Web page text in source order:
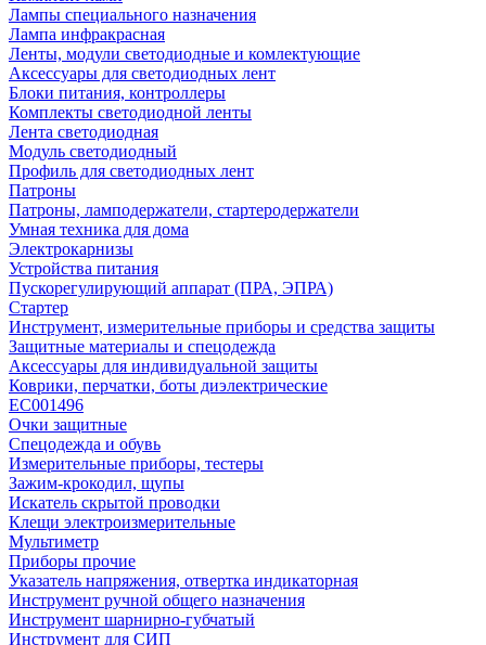
Лампы специального назначения
Лампа инфракрасная
Ленты, модули светодиодные и комлектующие
Аксессуары для светодиодных лент
Блоки питания, контроллеры
Комплекты светодиодной ленты
Лента светодиодная
Модуль светодиодный
Профиль для светодиодных лент
Патроны
Патроны, ламподержатели, стартеродержатели
Умная техника для дома
Электрокарнизы
Устройства питания
Пускорегулирующий аппарат (ПРА, ЭПРА)
Стартер
Инструмент, измерительные приборы и средства защиты
Защитные материалы и спецодежда
Аксессуары для индивидуальной защиты
Коврики, перчатки, боты диэлектрические
EC001496
Очки защитные
Спецодежда и обувь
Измерительные приборы, тестеры
Зажим-крокодил, щупы
Искатель скрытой проводки
Клещи электроизмерительные
Мультиметр
Приборы прочие
Указатель напряжения, отвертка индикаторная
Инструмент ручной общего назначения
Инструмент шарнирно-губчатый
Инструмент для СИП